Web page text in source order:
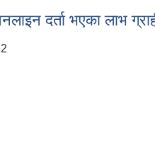
दर्ता भएका लाभ